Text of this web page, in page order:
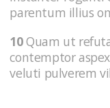
parentum illius
10Quam ut
contemptor
veluti pulverem